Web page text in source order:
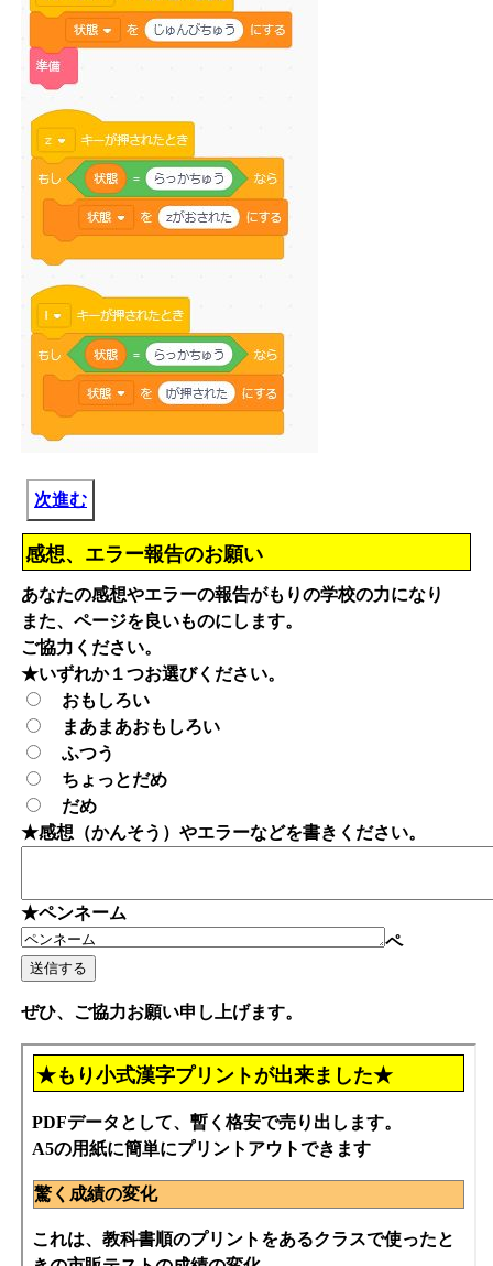
次進む
感想、エラー報告のお願い
あなたの感想やエラーの報告がもりの学校の力になり
また、ページを良いものにします。
ご協力ください。
★いずれか１つお選びください。
おもしろい
まあまあおもしろい
ふつう
ちょっとだめ
だめ
★感想（かんそう）やエラーなどを書きください。
★ペンネーム
ペ
ぜひ、ご協力お願い申し上げます。